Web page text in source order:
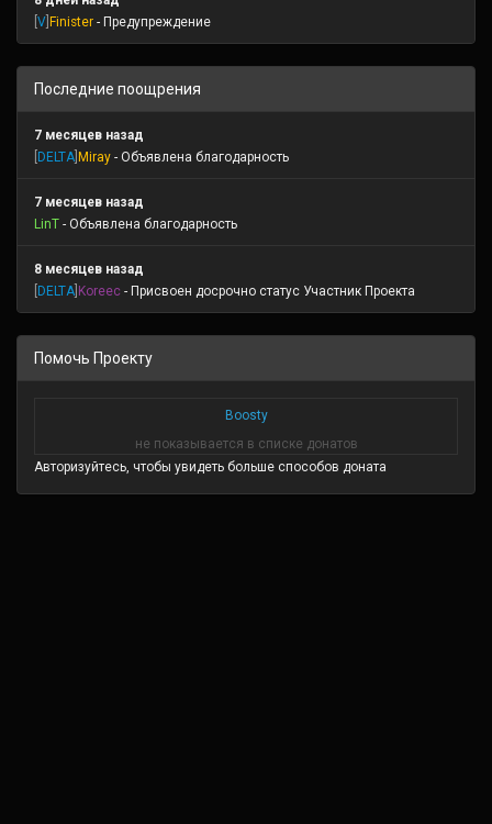
V Finister - Предупреждение
Последние поощрения
7 месяцев назад
DELTA Miray - Объявлена благодарность
7 месяцев назад
LinT - Объявлена благодарность
8 месяцев назад
DELTA Koreec - Присвоен досрочно статус Участник Проекта
Помочь Проекту
Boosty
не показывается в списке донатов
Авторизуйтесь, чтобы увидеть больше способов доната